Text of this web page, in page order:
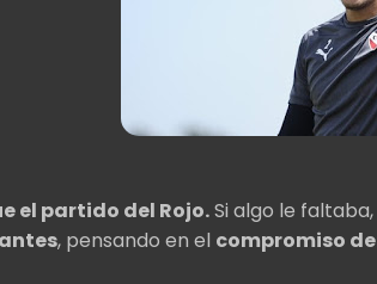
el partido del Rojo.Si algo le faltaba,
, pensando en el compromiso